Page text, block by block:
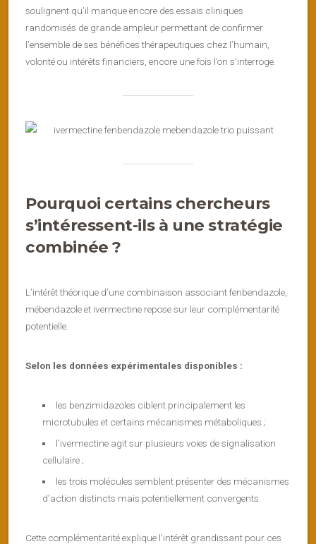
soulignent qu’il manque encore des essais cliniques
randomisés de grande ampleur permettant de confirmer
l’ensemble de ses bénéfices thérapeutiques chez l’humain,
volonté ou intérêts financiers, encore une fois l’on s’interroge.
Pourquoi certains chercheurs
s’intéressent-ils à une stratégie
combinée ?
L’intérêt théorique d’une combinaison associant fenbendazole,
mébendazole et ivermectine repose sur leur complémentarité
potentielle.
Selon les données expérimentales disponibles :
les benzimidazoles ciblent principalement les
microtubules et certains mécanismes métaboliques ;
l’ivermectine agit sur plusieurs voies de signalisation
cellulaire ;
les trois molécules semblent présenter des mécanismes
d’action distincts mais potentiellement convergents.
Cette complémentarité explique l’intérêt grandissant pour ces